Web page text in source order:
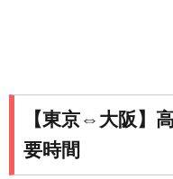
【東京⇔大阪】
要時間